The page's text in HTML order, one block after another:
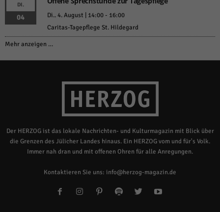
DI.
04 Di.. 4. August | 14:00- 16:00
Caritas-Tagepflege St. Hildegard
Mehr anzeigen …
Der HERZOG ist das lokale Nachrichten- und Kulturmagazin mit Blick über
die Grenzen des Jülicher Landes hinaus. Ein HERZOG vom und für's Volk.
Immer nah dran und mit offenen Ohren für alle Anregungen.
Kontaktieren Sie uns: info@herzog-magazin.de